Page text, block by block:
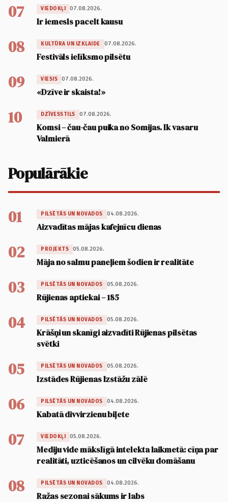
07 VIEDOKĻI 07.08.2026.
Ir iemesls pacelt kausu
08 KULTŪRA UN IZKLAIDE 07.08.2026.
Festivāls ielīksmo pilsētu
09 VIESIS 07.08.2026.
«Dzīve ir skaista!»
10 DZĪVESSTILS 07.08.2026.
Komsi – čau-čau puika no Somijas. Ik vasaru
Valmierā
Populārākie
01 PILSĒTĀS UN NOVADOS 04.08.2026.
Aizvadītas mājas kafejnīcu dienas
02 PROJEKTS 05.08.2026.
Māja no salmu paneļiem šodien ir realitāte
03 PILSĒTĀS UN NOVADOS 05.08.2026.
Rūjienas aptiekai – 185
04 PILSĒTĀS UN NOVADOS 05.08.2026.
Krāšņi un skanīgi aizvadīti Rūjienas pilsētas
svētki
05 PILSĒTĀS UN NOVADOS 05.08.2026.
Izstādes Rūjienas Izstāžu zālē
06 PILSĒTĀS UN NOVADOS 04.08.2026.
Kabatā divvirzienu biļete
07 VIEDOKĻI 05.08.2026.
Mediju vide mākslīgā intelekta laikmetā: cīņa par
realitāti, uzticēšanos un cilvēku domāšanu
08 PILSĒTĀS UN NOVADOS 04.08.2026.
Ražas sezonai sākums ir labs